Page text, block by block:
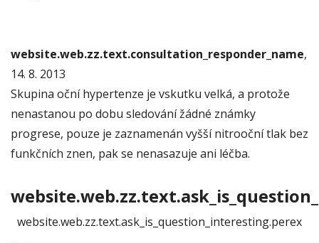
website.web.zz.text.consultation_responder_name,
14. 8. 2013
Skupina oční hypertenze je vskutku velká, a protože
nenastanou po dobu sledování žádné známky
progrese, pouze je zaznamenán vyšší nitrooční tlak bez
funkčních znen, pak se nenasazuje ani léčba.
website.web.zz.text.ask_is_question_interesting.perex